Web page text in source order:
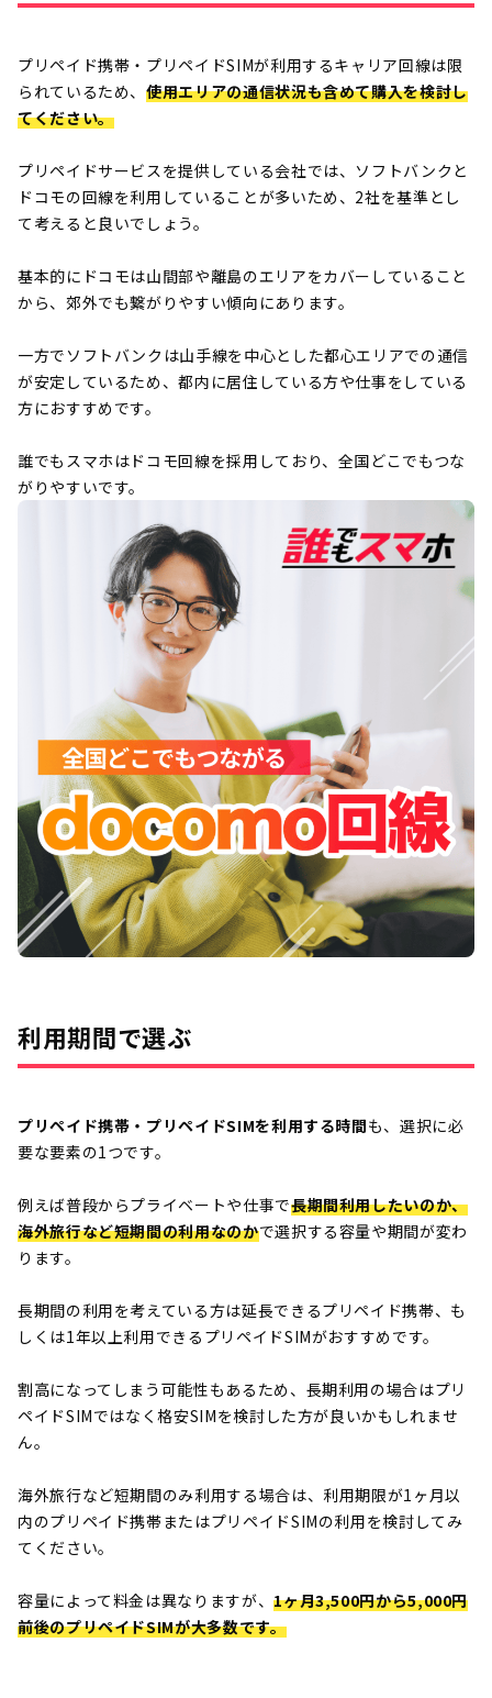
プリペイド携帯・プリペイドSIMが利用するキャリア回線は限
られているため、使用エリアの通信状況も含めて購入を検討し
てください。
プリペイドサービスを提供している会社では、ソフトバンクと
ドコモの回線を利用していることが多いため、2社を基準とし
て考えると良いでしょう。
基本的にドコモは山間部や離島のエリアをカバーしていること
から、郊外でも繋がりやすい傾向にあります。
一方でソフトバンクは山手線を中心とした都心エリアでの通信
が安定しているため、都内に居住している方や仕事をしている
方におすすめです。
誰でもスマホはドコモ回線を採用しており、全国どこでもつな
がりやすいです。
利用期間で選ぶ
プリペイド携帯・プリペイドSIMを利用する時間も、選択に必
要な要素の1つです。
例えば普段からプライベートや仕事で長期間利用したいのか、
海外旅行など短期間の利用なのかで選択する容量や期間が変わ
ります。
長期間の利用を考えている方は延長できるプリペイド携帯、も
しくは1年以上利用できるプリペイドSIMがおすすめです。
割高になってしまう可能性もあるため、長期利用の場合はプリ
ペイドSIMではなく格安SIMを検討した方が良いかもしれませ
ん。
海外旅行など短期間のみ利用する場合は、利用期限が1ヶ月以
内のプリペイド携帯またはプリペイドSIMの利用を検討してみ
てください。
容量によって料金は異なりますが、1ヶ月3,500円から5,000円
前後のプリペイドSIMが大多数です。